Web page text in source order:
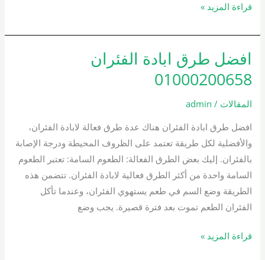
قراءة المزيد »
افضل طرق ابادة الفئران
01000200658
المقالات /
admin
افضل طرق ابادة الفئران هناك عدة طرق فعالة لابادة الفئران،
والأفضلية لكل طريقة تعتمد على الظروف المحيطة ودرجة الإصابة
بالفئران. إليك بعض الطرق الفعالة: الطعوم السامة: تعتبر الطعوم
السامة واحدة من أكثر الطرق فعالية لابادة الفئران. تتضمن هذه
الطريقة وضع السم في طعم يستهوي الفئران، وعندما تأكل
الفئران الطعم تموت بعد فترة قصيرة. يجب وضع
افضل
طرق
ابادة
الفئران
قراءة المزيد »